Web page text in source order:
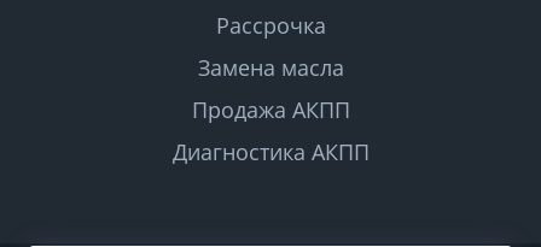
Рассрочка
Замена масла
Продажа АКПП
Диагностика АКПП